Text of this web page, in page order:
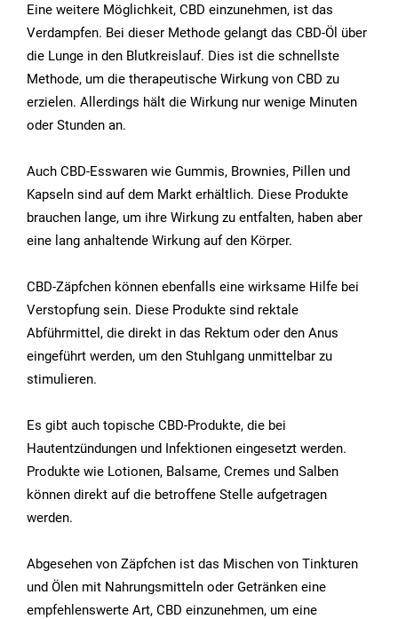
Eine weitere Möglichkeit, CBD einzunehmen, ist das
Verdampfen. Bei dieser Methode gelangt das CBD-Öl über
die Lunge in den Blutkreislauf. Dies ist die schnellste
Methode, um die therapeutische Wirkung von CBD zu
erzielen. Allerdings hält die Wirkung nur wenige Minuten
oder Stunden an.
Auch CBD-Esswaren wie Gummis, Brownies, Pillen und
Kapseln sind auf dem Markt erhältlich. Diese Produkte
brauchen lange, um ihre Wirkung zu entfalten, haben aber
eine lang anhaltende Wirkung auf den Körper.
CBD-Zäpfchen können ebenfalls eine wirksame Hilfe bei
Verstopfung sein. Diese Produkte sind rektale
Abführmittel, die direkt in das Rektum oder den Anus
eingeführt werden, um den Stuhlgang unmittelbar zu
stimulieren.
Es gibt auch topische CBD-Produkte, die bei
Hautentzündungen und Infektionen eingesetzt werden.
Produkte wie Lotionen, Balsame, Cremes und Salben
können direkt auf die betroffene Stelle aufgetragen
werden.
Abgesehen von Zäpfchen ist das Mischen von Tinkturen
und Ölen mit Nahrungsmitteln oder Getränken eine
empfehlenswerte Art, CBD einzunehmen, um eine